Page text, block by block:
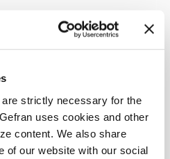
strictly necessary for the
uses cookies and other
content. We also share
of our website with our social